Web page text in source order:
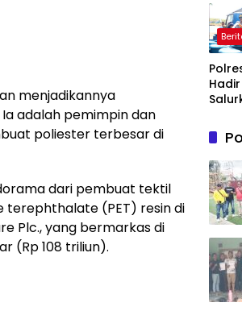
menjadikannya
adalah pemimpin dan
poliester terbesar di
dari pembuat tektil
(PET) resin di
Plc., yang bermarkas di
(Rp 108 triliun).
Timur
Hadir
Krisis